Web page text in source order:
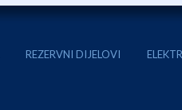
REZERVNI DIJELOVI